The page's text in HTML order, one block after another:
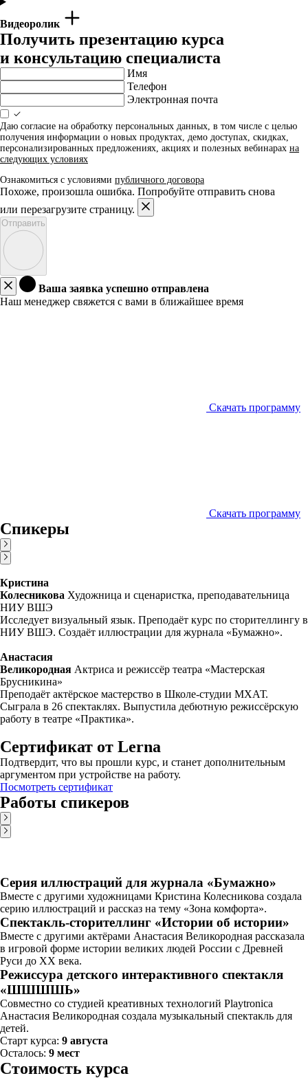
Видеоролик
Получить презентацию курса
и консультацию специалиста
Имя
Телефон
Электронная почта
Даю согласие на обработку персональных данных, в том числе с целью
получения информации о новых продуктах, демо доступах, скидках,
персонализированных предложениях, акциях и полезных вебинарах на
следующих условиях
Ознакомиться с условиями публичного договора
Похоже, произошла ошибка. Попробуйте отправить снова
или перезагрузите страницу.
Отправить
Ваша заявка успешно отправлена
Наш менеджер свяжется с вами в ближайшее время
Скачать программу
Скачать программу
Спикеры
Кристина
Колесникова Художница и сценаристка, преподавательница
НИУ ВШЭ
Исследует визуальный язык. Преподаёт курс по сторителлингу в
НИУ ВШЭ. Создаёт иллюстрации для журнала «Бумажно».
Анастасия
Великородная Актриса и режиссёр театра «Мастерская
Брусникина»
Преподаёт актёрское мастерство в Школе-студии МХАТ.
Сыграла в 26 спектаклях. Выпустила дебютную режиссёрскую
работу в театре «Практика».
Сертификат от Lerna
Подтвердит, что вы прошли курс, и станет дополнительным
аргументом при устройстве на работу.
Посмотреть сертификат
Работы спикеров
Серия иллюстраций для журнала «Бумажно»
Вместе с другими художницами Кристина Колесникова создала
серию иллюстраций и рассказ на тему «Зона комфорта».
Спектакль-сторителлинг «Истории об истории»
Вместе с другими актёрами Анастасия Великородная рассказала
в игровой форме истории великих людей России с Древней
Руси до XX века.
Режиссура детского интерактивного спектакля
«ШШШШЬ»
Совместно со студией креативных технологий Playtronica
Анастасия Великородная создала музыкальный спектакль для
детей.
Старт курса: 9 августа
Осталось: 9 мест
Стоимость курса